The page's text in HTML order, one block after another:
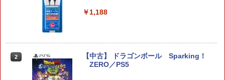
ントローラー スイッチ2 スイッチ Switc
￥2,960
￥1,188
2
【中古】 ドラゴンボール Sparking！
ZERO／PS5